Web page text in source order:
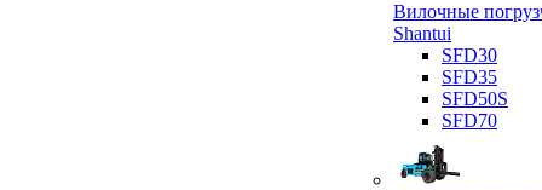
Вилочные
Shantui
SFD30
SFD35
SFD50S
SFD70